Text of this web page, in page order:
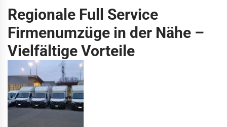
Regionale Full Service
Firmenumzüge in der Nähe –
Vielfältige Vorteile